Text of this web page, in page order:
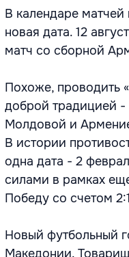
В календаре
новая дата. 12
матч со сборной
Похоже, проводить
доброй традицией
Молдовой и
В истории
одна дата - 2
силами в рамках
Победу со счетом
Новый футбольный
Македонии.